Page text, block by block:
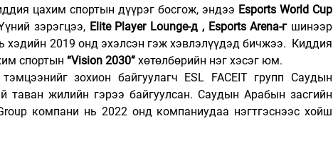
цахим спортын дүүрэг босгож, эндээ Esports World Cup
зэрэгцээ, Elite Player Lounge-д , Esports Arena-г шинээр
хэдийн 2019 онд эхэлсэн гэж хэвлэлүүдэд бичжээ.  Киддия
спортын “Vision 2030” хөтөлбөрийн нэг хэсэг юм.
зохион байгуулагч ESL FACEIT групп Саудын
таван жилийн гэрээ байгуулсан. Саудын Арабын засгийн
компани нь 2022 онд компаниудаа нэгтгэснээс хойш